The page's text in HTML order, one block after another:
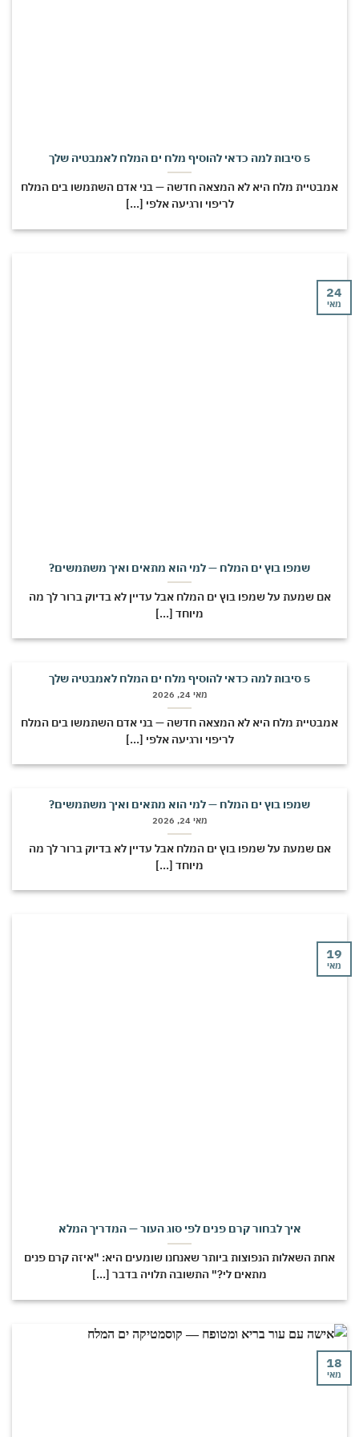
מלח היא לא המצאה חדשה — בני אדם השתמשו בים המלח
לריפוי ורגיעה אלפי [...]
שמפו בוץ ים המלח — למי הוא מתאים ואיך משתמשים?
אם שמעת על שמפו בוץ ים המלח אבל עדיין לא בדיוק ברור לך מה
מיוחד [...]
מלח היא לא המצאה חדשה — בני אדם השתמשו בים המלח
לריפוי ורגיעה אלפי [...]
שמפו בוץ ים המלח — למי הוא מתאים ואיך משתמשים?
אם שמעת על שמפו בוץ ים המלח אבל עדיין לא בדיוק ברור לך מה
מיוחד [...]
איך לבחור קרם פנים לפי סוג העור — המדריך המלא
אחת השאלות הנפוצות ביותר שאנחנו שומעים היא: "איזה קרם פנים
מתאים לי?" התשובה תלויה בדבר [...]